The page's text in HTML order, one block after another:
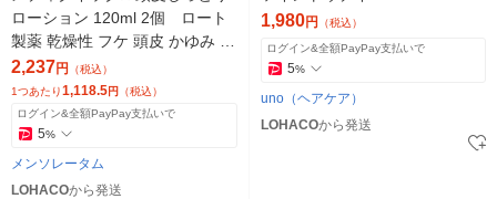
ローション 120ml 2個 ロート
製薬 乾燥性 フケ 頭皮 かゆみ 薄
毛 脱毛予防 育毛 養毛 医薬部外
品
2,237円 （税込）
1つあたり1,118.5円 （税込）
ログイン&全額PayPay支払いで
5%
メンソレータム
LOHACOから発送
1,980円 （税込）
ログイン&全額PayPay支払いで
5%
uno（ヘアケア）
LOHACOから発送